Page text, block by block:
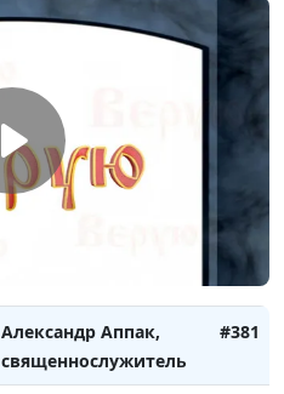
Александр Аппак,
священнослужитель
#385
Александр Аппак,
священнослужитель
Александр Аппак,
священнослужитель
#382
Александр Аппак,
священнослужитель
#381